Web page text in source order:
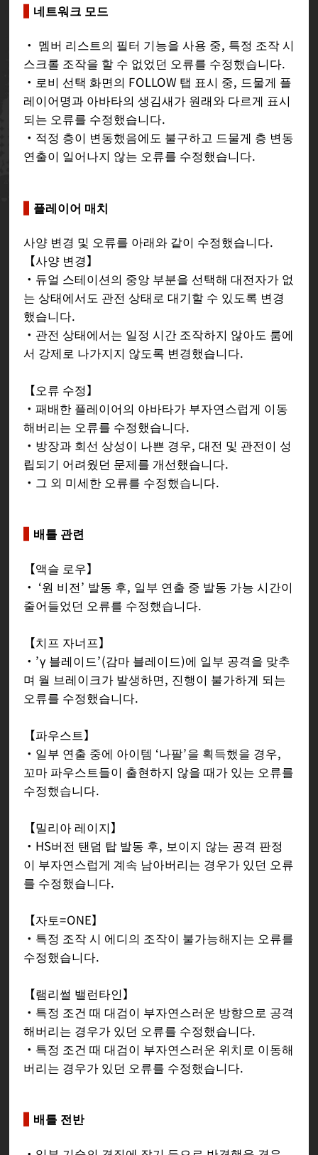
네트워크 모드
・ 멤버 리스트의 필터 기능을 사용 중, 특정 조작 시
스크롤 조작을 할 수 없었던 오류를 수정했습니다.
・로비 선택 화면의 FOLLOW 탭 표시 중, 드물게 플
레이어명과 아바타의 생김새가 원래와 다르게 표시
되는 오류를 수정했습니다.
・적정 층이 변동했음에도 불구하고 드물게 층 변동
연출이 일어나지 않는 오류를 수정했습니다.
플레이어 매치
사양 변경 및 오류를 아래와 같이 수정했습니다.
【사양 변경】
・듀얼 스테이션의 중앙 부분을 선택해 대전자가 없
는 상태에서도 관전 상태로 대기할 수 있도록 변경
했습니다.
・관전 상태에서는 일정 시간 조작하지 않아도 룸에
서 강제로 나가지지 않도록 변경했습니다.
【오류 수정】
・패배한 플레이어의 아바타가 부자연스럽게 이동
해버리는 오류를 수정했습니다.
・방장과 회선 상성이 나쁜 경우, 대전 및 관전이 성
립되기 어려웠던 문제를 개선했습니다.
・그 외 미세한 오류를 수정했습니다.
배틀 관련
【액슬 로우】
・ ‘원 비전’ 발동 후, 일부 연출 중 발동 가능 시간이
줄어들었던 오류를 수정했습니다.
【치프 자너프】
・’γ 블레이드’(감마 블레이드)에 일부 공격을 맞추
며 월 브레이크가 발생하면, 진행이 불가하게 되는
오류를 수정했습니다.
【파우스트】
・일부 연출 중에 아이템 ‘나팔’을 획득했을 경우,
꼬마 파우스트들이 출현하지 않을 때가 있는 오류를
수정했습니다.
【밀리아 레이지】
・HS버전 탠덤 탑 발동 후, 보이지 않는 공격 판정
이 부자연스럽게 계속 남아버리는 경우가 있던 오류
를 수정했습니다.
【자토=ONE】
・특정 조작 시 에디의 조작이 불가능해지는 오류를
수정했습니다.
【램리썰 밸런타인】
・특정 조건 때 대검이 부자연스러운 방향으로 공격
해버리는 경우가 있던 오류를 수정했습니다.
・특정 조건 때 대검이 부자연스러운 위치로 이동해
버리는 경우가 있던 오류를 수정했습니다.
배틀 전반